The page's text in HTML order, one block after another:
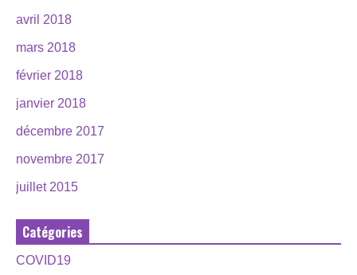
avril 2018
mars 2018
février 2018
janvier 2018
décembre 2017
novembre 2017
juillet 2015
Catégories
COVID19